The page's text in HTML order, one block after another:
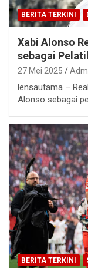
BERITA TERKINI
Xabi Alonso
sebagai
27 Mei 2025
lensautama –
Alonso sebagai
BERITA TERKINI